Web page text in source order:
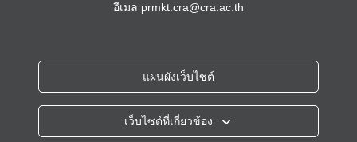
อีเมล prmkt.cra@cra.ac.th
แผนผังเว็บไซต์
เว็บไซต์ที่เกี่ยวข้อง